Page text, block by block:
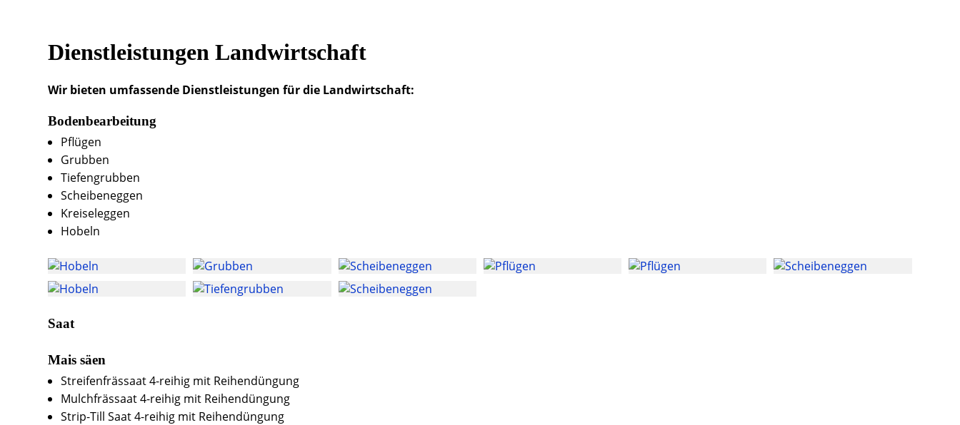
Dienstleistungen Landwirtschaft
Wir bieten umfassende Dienstleistungen für die Landwirtschaft:
Bodenbearbeitung
Pflügen
Grubben
Tiefengrubben
Scheibeneggen
Kreiseleggen
Hobeln
Saat
Mais säen
Streifenfrässaat 4-reihig mit Reihendüngung
Mulchfrässaat 4-reihig mit Reihendüngung
Strip-Till Saat 4-reihig mit Reihendüngung